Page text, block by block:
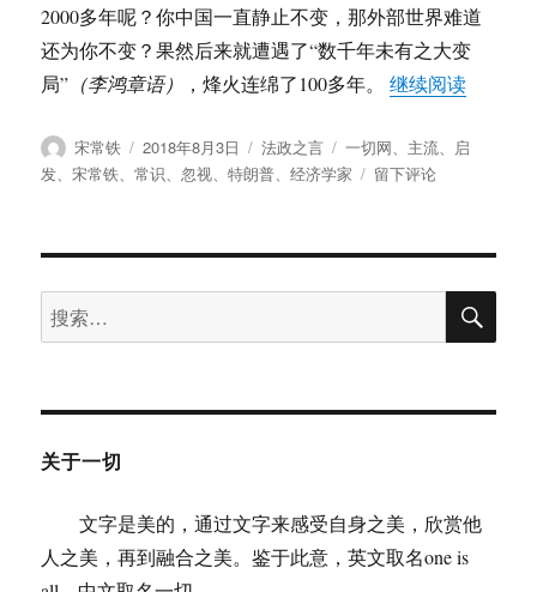
2000多年呢？你中国一直静止不变，那外部世界难道
还为你不变？果然后来就遭遇了“数千年未有之大变
局” （李鸿章语） ，烽火连绵了100多年。继续阅读“宋常
作
者
宋常铁
发
布
2018年8月3日
分
类
法政之言
标
签
一切网、 主流、 启
发、宋常铁、常识、忽视、特朗普、经济学家
于
铁：
们
视
主
流
经
留下评论
搜
索：
搜
关于一切
文字是美的，通过文字来感受自身之美，欣赏他
人之美，再到融合之美。鉴于此意，英文取名one is